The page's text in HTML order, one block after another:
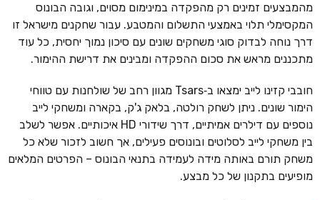
מהמבצעים זמינים רק מהפקדה במינימום מסוים, וגובה הבונוס
המקסימלי תלוי באמצעי התשלום והמטבע. עבור שחקנים מישראל זו
דרך נוחה לבדוק סוגי משחקים שונים עם סיכון נמוך יחסית, כל עוד
מתכננים מראש את סכום ההפקדה ומבינים את דרישת ההימור.
חובבי קזינו לייב ימצאו ב‑Tsars מגוון רחב של שולחנות עם טווחי
הימור שונים. ניתן לשחק רולטה, בלאק ג'ק, בקארה ומשחקי לייב
נוספים עם דילרים אמיתיים, דרך שידורי HD איכותיים. אפשר לשלב
בין משחקי לייב לסלוטים ובונוסים פעילים, אך חשוב לזכור שלא כל
משחק תורם באותה מידה לעמידה בתנאי הבונוס – הפרטים המלאים
מופיעים בתקנון של כל מבצע.